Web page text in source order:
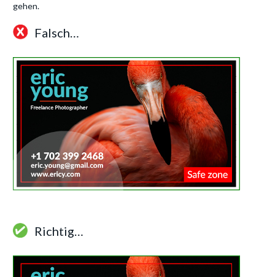
gehen.
Falsch…
Richtig…